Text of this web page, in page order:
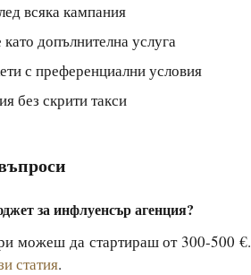
всяка кампания
допълнителна услуга
с преференциални условия
без скрити такси
за инфлуенсър агенция?
можеш да стартираш от 300-500 €.
статия.